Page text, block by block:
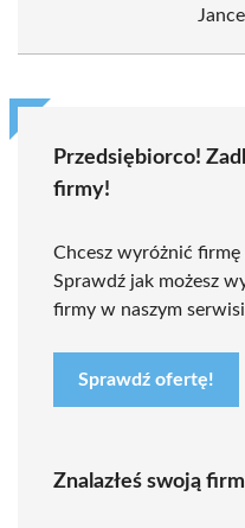
Przedsiębiorco!
firmy!
Chcesz wyróżnić
Sprawdź jak możesz
firmy w naszym
Sprawdź ofertę!
Znalazłeś swoją